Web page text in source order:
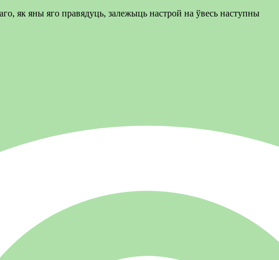
як яны яго правядуць, залежыць настрой на ўвесь наступны